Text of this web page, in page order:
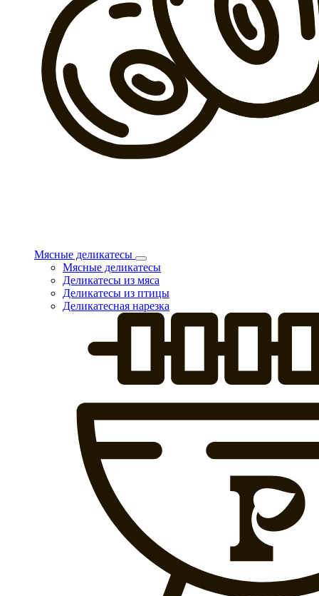
Мясные деликатесы
Мясные деликатесы
Деликатесы из мяса
Деликатесы из птицы
Деликатесная нарезка